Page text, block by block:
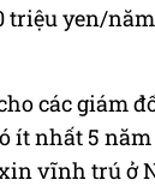
yen/
các giám
ít nhất 5
vĩnh trú ở